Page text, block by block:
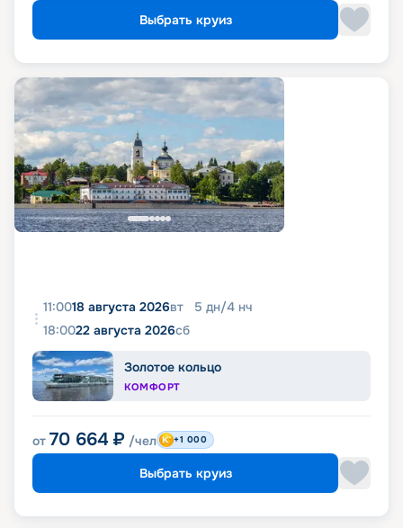
Выбрать круиз
11:0018 августа 2026вт 5 дн/4 нч
18:0022 августа 2026сб
Золотое кольцо
КОМФОРТ
от 70 664 ₽ /чел +1 000
Выбрать круиз